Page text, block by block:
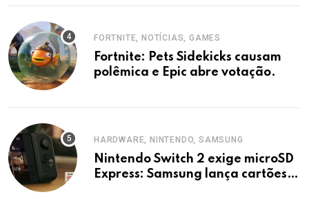
FORTNITE, NOTÍCIAS, GAMES
Fortnite: Pets Sidekicks causam
polêmica e Epic abre votação.
HARDWARE, NINTENDO, SAMSUNG
Nintendo Switch 2 exige microSD
Express: Samsung lança cartões